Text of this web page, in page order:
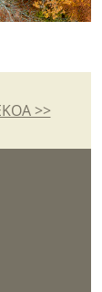
>>